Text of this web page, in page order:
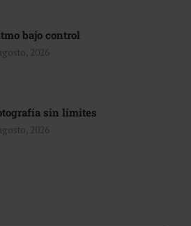
bajo control
2026
sin límites
2026